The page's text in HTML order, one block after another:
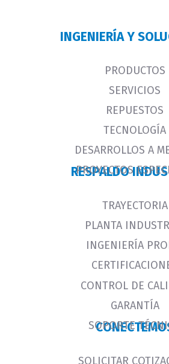
INGENIERÍA Y
PRODUCTOS
SERVICIOS
REPUESTOS
TECNOLOGÍA
DESARROLLOS A
PROYECTOS
RESPALDO
TRAYECTORIA
PLANTA
INGENIERÍA
CONTROL DE
GARANTÍA
SOPORTE
SOLICITAR